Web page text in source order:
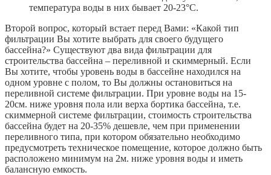
температура воды в них бывает 20-23°С.
Второй вопрос, который встает перед Вами: «Какой тип
фильтрации Вы хотите выбрать для своего будущего
бассейна?» Существуют два вида фильтрации для
строительства бассейна – переливной и скиммерный. Если
Вы хотите, чтобы уровень воды в бассейне находился на
одном уровне с полом, то Вы должны остановиться на
переливной системе фильтрации. При уровне воды на 15-
20см. ниже уровня пола или верха бортика бассейна, т.е.
скиммерной системе фильтрации, стоимость строительства
бассейна будет на 20-35% дешевле, чем при применении
переливного типа, при котором обязательно необходимо
предусмотреть техническое помещение, которое должно быть
расположено минимум на 2м. ниже уровня воды и иметь
балансную емкость.